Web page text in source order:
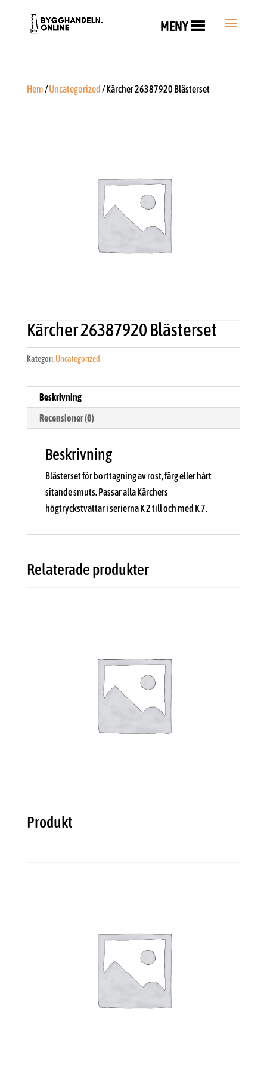
MENY
Hem/Uncategorized / Kärcher 26387920 Blästerset
Kärcher 26387920 Blästerset
Kategori:Uncategorized
Beskrivning
Recensioner (0)
Beskrivning
Blästerset för borttagning av rost, färg eller hårt
sitande smuts. Passar alla Kärchers
högtryckstvättar i serierna K 2 till och med K 7.
Relaterade produkter
Produkt